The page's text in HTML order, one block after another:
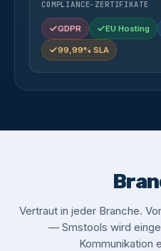
COMPLIANCE-ZERTIFIKATE
GDPR EU Hosting
99,99% SLA
Vertraut in jeder Branche.
— Smstools wird
Kommunikation